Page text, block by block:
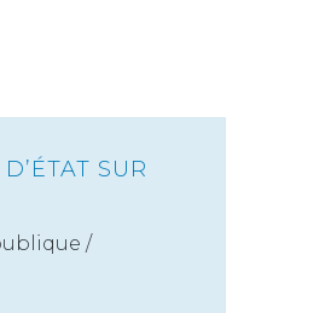
SUR
/